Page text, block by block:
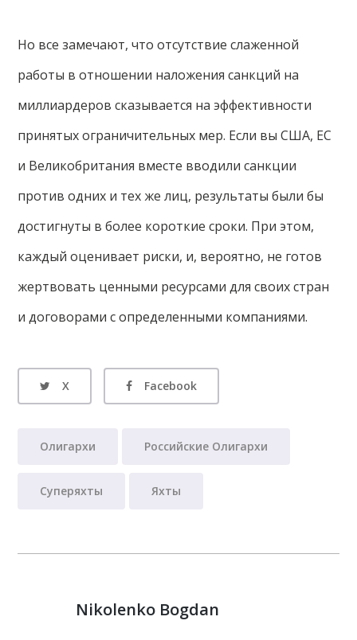
Но все замечают, что отсутствие слаженной
работы в отношении наложения санкций на
миллиардеров сказывается на эффективности
принятых ограничительных мер. Если вы США, ЕС
и Великобритания вместе вводили санкции
против одних и тех же лиц, результаты были бы
достигнуты в более короткие сроки. При этом,
каждый оценивает риски, и, вероятно, не готов
жертвовать ценными ресурсами для своих стран
и договорами с определенными компаниями.
X Facebook
Олигархи Российские Олигархи
Суперяхты Яхты
Nikolenko Bogdan